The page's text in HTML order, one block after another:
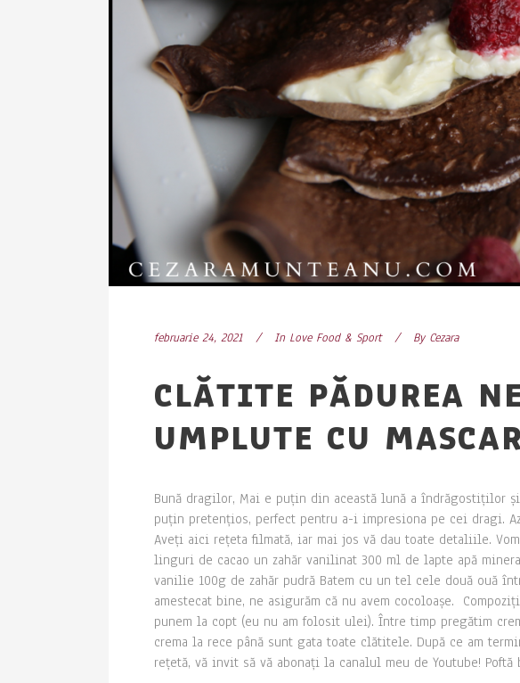
februarie 24, 2021 In Love Food & Sport By Cezara
CLĂTITE PĂDUREA
UMPLUTE CU
Bună dragilor, Mai e puțin din această lună a îndrăgostiților
puțin pretențios, perfect pentru a-i impresiona pe cei dragi.
Aveți aici rețeta filmată, iar mai jos vă dau toate detaliile.
linguri de cacao un zahăr vanilinat 300 ml de lapte apă
vanilie 100g de zahăr pudră Batem cu un tel cele două ouă
amestecat bine, ne asigurăm că nu avem cocoloașe.
punem la copt (eu nu am folosit ulei). Între timp pregătim
crema la rece până sunt gata toate clătitele. După ce am
rețetă, vă invit să vă abonați la canalul meu de Youtube! Poftă